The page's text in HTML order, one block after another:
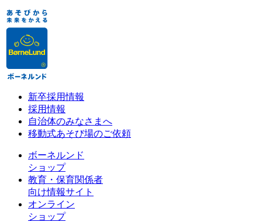
新卒採用情報
採用情報
自治体のみなさまへ
移動式あそび場のご依頼
ボーネルンド
ショップ
教育・保育関係者
向け情報サイト
オンライン
ショップ